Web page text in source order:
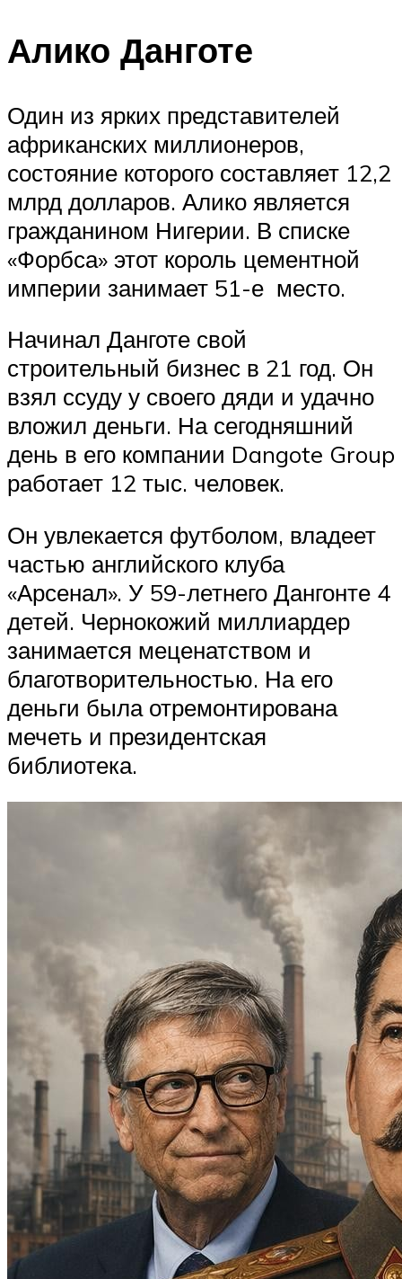
Алико Данготе
Один из ярких представителей
африканских миллионеров,
состояние которого составляет 12,2
млрд долларов. Алико является
гражданином Нигерии. В списке
«Форбса» этот король цементной
империи занимает 51-е место.
Начинал Данготе свой
строительный бизнес в 21 год. Он
взял ссуду у своего дяди и удачно
вложил деньги. На сегодняшний
день в его компании Dangote Group
работает 12 тыс. человек.
Он увлекается футболом, владеет
частью английского клуба
«Арсенал». У 59-летнего Дангонте 4
детей. Чернокожий миллиардер
занимается меценатством и
благотворительностью. На его
деньги была отремонтирована
мечеть и президентская
библиотека.